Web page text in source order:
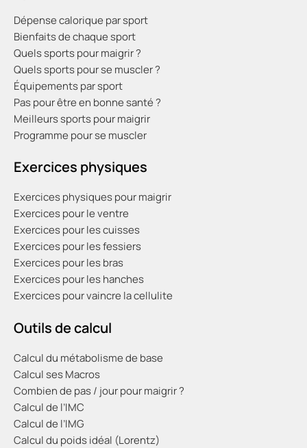
Dépense calorique par sport
Bienfaits de chaque sport
Quels sports pour maigrir ?
Quels sports pour se muscler ?
Équipements par sport
Pas pour être en bonne santé ?
Meilleurs sports pour maigrir
Programme pour se muscler
Exercices physiques
Exercices physiques pour maigrir
Exercices pour le ventre
Exercices pour les cuisses
Exercices pour les fessiers
Exercices pour les bras
Exercices pour les hanches
Exercices pour vaincre la cellulite
Outils de calcul
Calcul du métabolisme de base
Calcul ses Macros
Combien de pas / jour pour maigrir ?
Calcul de l’IMC
Calcul de l’IMG
Calcul du poids idéal (Lorentz)